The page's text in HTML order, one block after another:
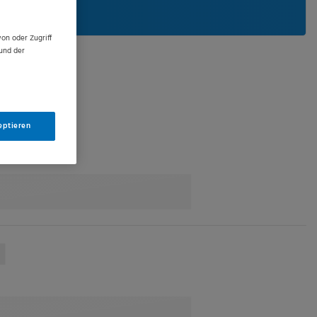
oder Zugriff
der